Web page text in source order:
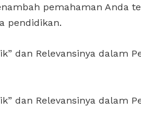
pemahaman Anda
pendidikan.
dan Relevansinya dalam
dan Relevansinya dalam